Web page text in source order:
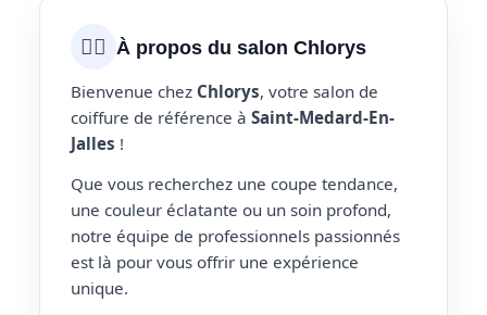
💇‍♀️ À propos du salon Chlorys
Bienvenue chez Chlorys, votre salon de
coiffure de référence à Saint-Medard-En-
Jalles !
Que vous recherchez une coupe tendance,
une couleur éclatante ou un soin profond,
notre équipe de professionnels passionnés
est là pour vous offrir une expérience
unique.